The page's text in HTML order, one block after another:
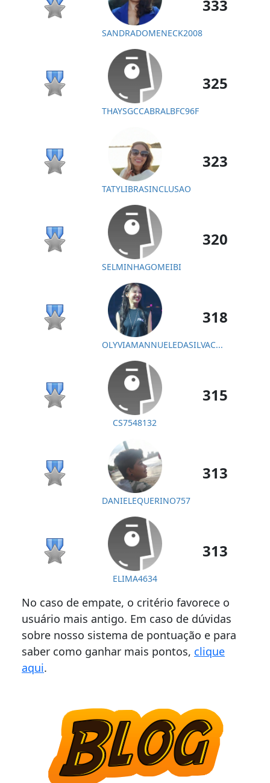
SANDRADOMENECK2008
333
THAYSGCCABRALBFC96F
325
TATYLIBRASINCLUSAO
323
SELMINHAGOMEIBI
320
OLYVIAMANNUELEDASILVAC...
318
CS7548132
315
DANIELEQUERINO757
313
ELIMA4634
313
No caso de empate, o critério favorece o
usuário mais antigo. Em caso de dúvidas
sobre nosso sistema de pontuação e para
saber como ganhar mais pontos, clique
aqui.